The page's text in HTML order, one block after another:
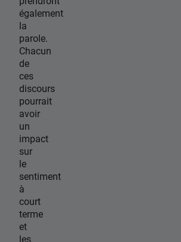
également
la
parole.
Chacun
de
ces
discours
pourrait
avoir
un
impact
sur
le
sentiment
à
court
terme
et
les